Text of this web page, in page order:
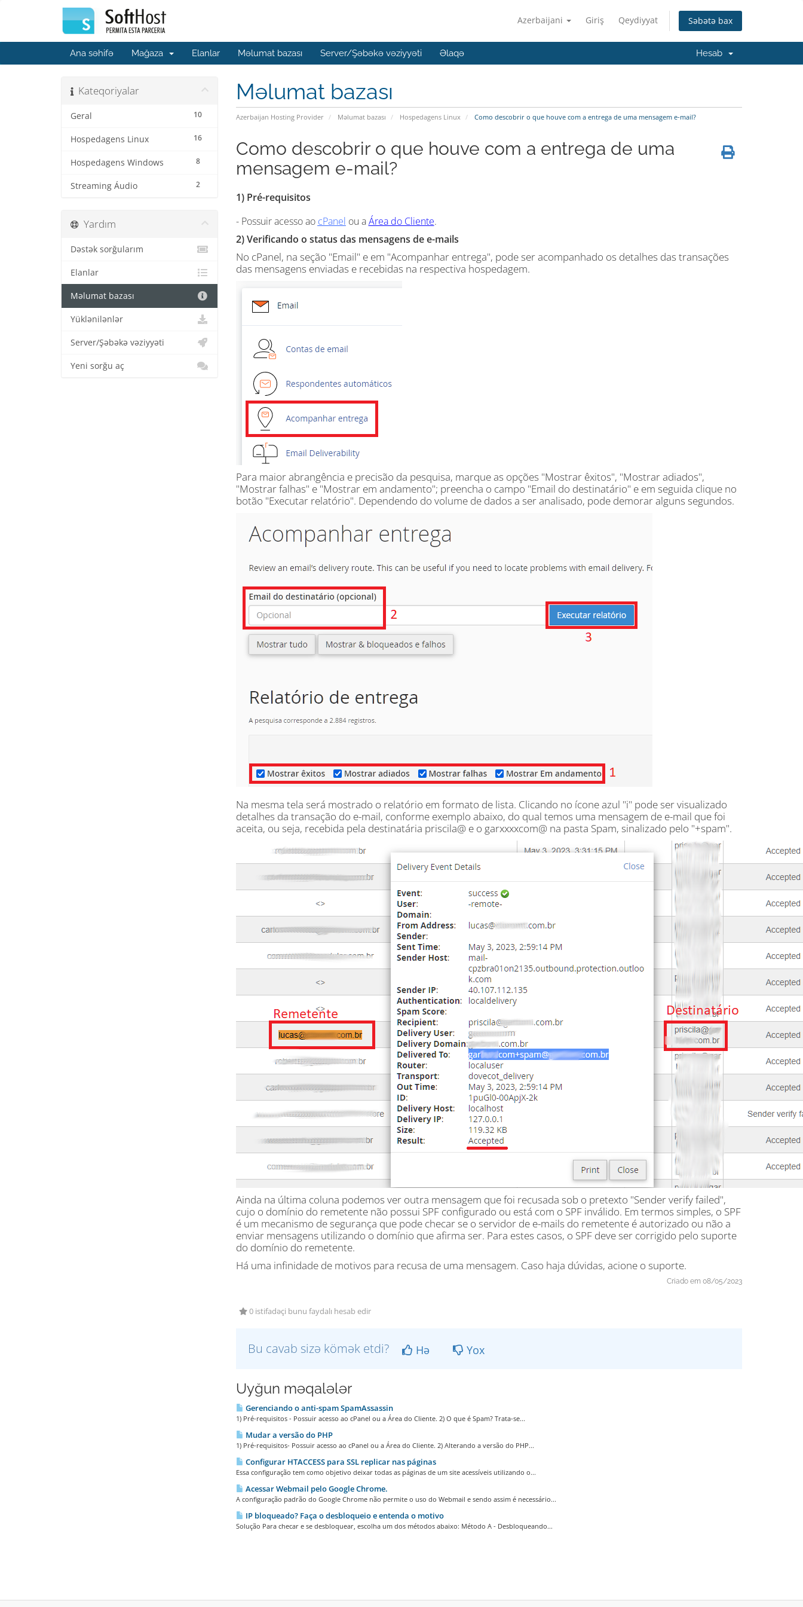
Azerbaijani Giriş Qeydiyyat Səbətə bax
Ana səhifə Mağaza Elanlar Məlumat bazası Server/Şəbəkə vəziyyəti Əlaqə Hesab
Məlumat bazası
Azerbaijan Hosting Provider Məlumat bazası Hospedagens Linux Como descobrir o que houve com a entrega de uma mensagem e-mail?
Kateqoriyalar
10
Geral
16
Hospedagens Linux
8
Hospedagens Windows
2
Streaming Áudio
Como descobrir o que houve com a entrega de uma
mensagem e-mail?
1) Pré-requisitos
- Possuir acesso ao cPanel ou aÁrea do Cliente.
2) Verificando o status das mensagens de e-mails
No cPanel, na seção "Email" e em "Acompanhar entrega", pode ser acompanhado os detalhes das transações
das mensagens enviadas e recebidas na respectiva hospedagem.
Para maior abrangência e precisão da pesquisa, marque as opções "Mostrar êxitos", "Mostrar adiados",
"Mostrar falhas" e "Mostrar em andamento"; preencha o campo "Email do destinatário" e em seguida clique no
botão "Executar relatório". Dependendo do volume de dados a ser analisado, pode demorar alguns segundos.
Na mesma tela será mostrado o relatório em formato de lista. Clicando no ícone azul "i" pode ser visualizado
detalhes da transação do e-mail, conforme exemplo abaixo, do qual temos uma mensagem de e-mail que foi
aceita, ou seja, recebida pela destinatária priscila@ e o garxxxxcom@ na pasta Spam, sinalizado pelo "+spam".
Ainda na última coluna podemos ver outra mensagem que foi recusada sob o pretexto "Sender verify failed",
cujo o domínio do remetente não possui SPF configurado ou está com o SPF inválido. Em termos simples, o SPF
é um mecanismo de segurança que pode checar se o servidor de e-mails do remetente é autorizado ou não a
enviar mensagens utilizando o domínio que afirma ser. Para estes casos, o SPF deve ser corrigido pelo suporte
do domínio do remetente.
Há uma infinidade de motivos para recusa de uma mensagem. Caso haja dúvidas, acione o suporte.
Criado em 08/05/2023
0 istifadəçi bunu faydalı hesab edir
Bu cavab sizə kömək etdi? Hə Yox
Uyğun məqalələr
Gerenciando o anti-spam SpamAssassin
1) Pré-requisitos - Possuir acesso ao cPanel ou a Área do Cliente. 2) O que é Spam? Trata-se...
Mudar a versão do PHP
1) Pré-requisitos- Possuir acesso ao cPanel ou a Área do Cliente. 2) Alterando a versão do PHP...
Configurar HTACCESS para SSL replicar nas páginas
Essa configuração tem como objetivo deixar todas as páginas de um site acessíveis utilizando o...
Acessar Webmail pelo Google Chrome.
A configuração padrão do Google Chrome não permite o uso do Webmail e sendo assim é necessário...
IP bloqueado? Faça o desbloqueio e entenda o motivo
Solução Para checar e se desbloquear, escolha um dos métodos abaixo: Método A - Desbloqueando...
Yardım
Dəstək sorğularım
Elanlar
Məlumat bazası
Yüklənilənlər
Server/Şəbəkə vəziyyəti
Yeni sorğu aç